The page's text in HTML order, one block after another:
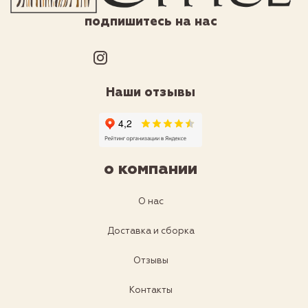
подпишитесь на нас
Наши отзывы
о компании
О нас
Доставка и сборка
Отзывы
Контакты